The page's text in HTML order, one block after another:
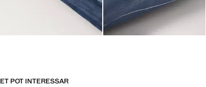
ET POT INTERESSAR